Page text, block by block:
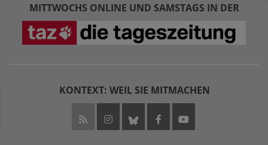
MITTWOCHS ONLINE UND SAMSTAGS IN DER
KONTEXT: WEIL SIE MITMACHEN